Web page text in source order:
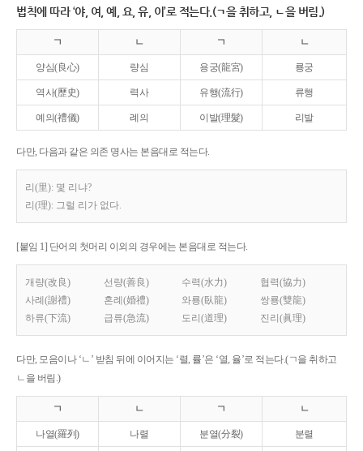
법칙에 따라 ‘야, 여, 예, 요, 유, 이’로 적는다.(ㄱ을 취하고, ㄴ을 버림.)
ㄱ ㄴ ㄱ ㄴ
양심(良心) 량심 용궁(龍宮) 룡궁
역사(歷史) 력사 유행(流行) 류행
예의(禮儀) 례의 이발(理髮) 리발
다만, 다음과 같은 의존 명사는 본음대로 적는다.
리(里): 몇 리냐?
리(理): 그럴 리가 없다.
[붙임 1] 단어의 첫머리 이외의 경우에는 본음대로 적는다.
개량(改良) 선량(善良) 수력(水力)
협력(協力)
사례(謝禮)
혼례(婚禮) 와룡(臥龍)
쌍룡(雙龍)
하류(下流)
급류(急流) 도리(道理) 진리(眞理)
다만, 모음이나 ‘ㄴ’ 받침 뒤에 이어지는 ‘렬, 률’은 ‘열, 율’로 적는다.(ㄱ을 취하고
ㄴ을 버림.)
ㄱ ㄴ ㄱ ㄴ
나열(羅列) 나렬 분열(分裂) 분렬